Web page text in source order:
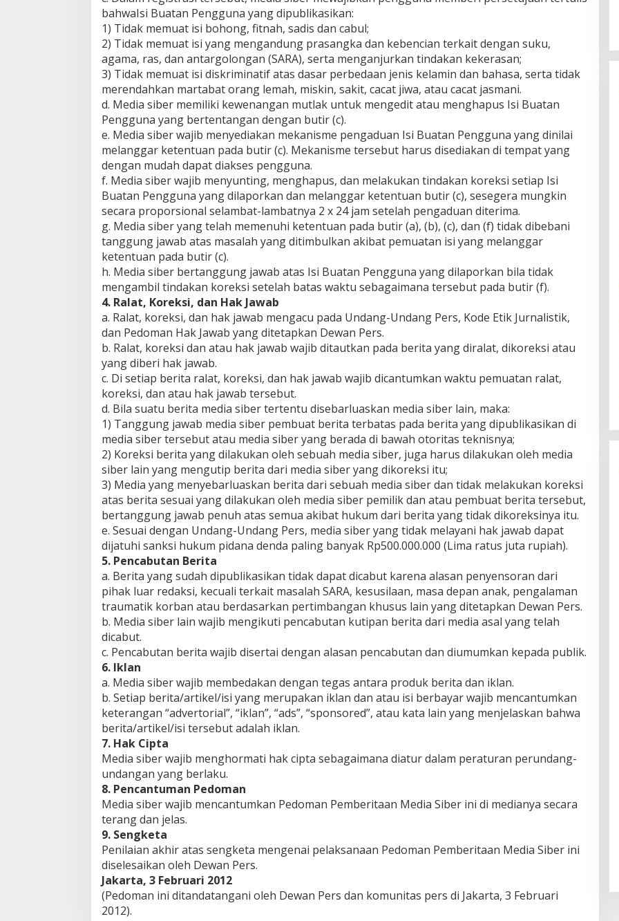
bahwaIsi Buatan Pengguna yang dipublikasikan:
1) Tidak memuat isi bohong, fitnah, sadis dan cabul;
2) Tidak memuat isi yang mengandung prasangka dan kebencian terkait dengan suku,
agama, ras, dan antargolongan (SARA), serta menganjurkan tindakan kekerasan;
3) Tidak memuat isi diskriminatif atas dasar perbedaan jenis kelamin dan bahasa, serta tidak
merendahkan martabat orang lemah, miskin, sakit, cacat jiwa, atau cacat jasmani.
d. Media siber memiliki kewenangan mutlak untuk mengedit atau menghapus Isi Buatan
Pengguna yang bertentangan dengan butir (c).
e. Media siber wajib menyediakan mekanisme pengaduan Isi Buatan Pengguna yang dinilai
melanggar ketentuan pada butir (c). Mekanisme tersebut harus disediakan di tempat yang
dengan mudah dapat diakses pengguna.
f. Media siber wajib menyunting, menghapus, dan melakukan tindakan koreksi setiap Isi
Buatan Pengguna yang dilaporkan dan melanggar ketentuan butir (c), sesegera mungkin
secara proporsional selambat-lambatnya 2 x 24 jam setelah pengaduan diterima.
g. Media siber yang telah memenuhi ketentuan pada butir (a), (b), (c), dan (f) tidak dibebani
tanggung jawab atas masalah yang ditimbulkan akibat pemuatan isi yang melanggar
ketentuan pada butir (c).
h. Media siber bertanggung jawab atas Isi Buatan Pengguna yang dilaporkan bila tidak
mengambil tindakan koreksi setelah batas waktu sebagaimana tersebut pada butir (f).
4. Ralat, Koreksi, dan Hak Jawab
a. Ralat, koreksi, dan hak jawab mengacu pada Undang-Undang Pers, Kode Etik Jurnalistik,
dan Pedoman Hak Jawab yang ditetapkan Dewan Pers.
b. Ralat, koreksi dan atau hak jawab wajib ditautkan pada berita yang diralat, dikoreksi atau
yang diberi hak jawab.
c. Di setiap berita ralat, koreksi, dan hak jawab wajib dicantumkan waktu pemuatan ralat,
koreksi, dan atau hak jawab tersebut.
d. Bila suatu berita media siber tertentu disebarluaskan media siber lain, maka:
1) Tanggung jawab media siber pembuat berita terbatas pada berita yang dipublikasikan di
media siber tersebut atau media siber yang berada di bawah otoritas teknisnya;
2) Koreksi berita yang dilakukan oleh sebuah media siber, juga harus dilakukan oleh media
siber lain yang mengutip berita dari media siber yang dikoreksi itu;
3) Media yang menyebarluaskan berita dari sebuah media siber dan tidak melakukan koreksi
atas berita sesuai yang dilakukan oleh media siber pemilik dan atau pembuat berita tersebut,
bertanggung jawab penuh atas semua akibat hukum dari berita yang tidak dikoreksinya itu.
e. Sesuai dengan Undang-Undang Pers, media siber yang tidak melayani hak jawab dapat
dijatuhi sanksi hukum pidana denda paling banyak Rp500.000.000 (Lima ratus juta rupiah).
5. Pencabutan Berita
a. Berita yang sudah dipublikasikan tidak dapat dicabut karena alasan penyensoran dari
pihak luar redaksi, kecuali terkait masalah SARA, kesusilaan, masa depan anak, pengalaman
traumatik korban atau berdasarkan pertimbangan khusus lain yang ditetapkan Dewan Pers.
b. Media siber lain wajib mengikuti pencabutan kutipan berita dari media asal yang telah
dicabut.
c. Pencabutan berita wajib disertai dengan alasan pencabutan dan diumumkan kepada publik.
6. Iklan
a. Media siber wajib membedakan dengan tegas antara produk berita dan iklan.
b. Setiap berita/artikel/isi yang merupakan iklan dan atau isi berbayar wajib mencantumkan
keterangan “advertorial”, “iklan”, “ads”, “sponsored”, atau kata lain yang menjelaskan bahwa
berita/artikel/isi tersebut adalah iklan.
7. Hak Cipta
Media siber wajib menghormati hak cipta sebagaimana diatur dalam peraturan perundang-
undangan yang berlaku.
8. Pencantuman Pedoman
Media siber wajib mencantumkan Pedoman Pemberitaan Media Siber ini di medianya secara
terang dan jelas.
9. Sengketa
Penilaian akhir atas sengketa mengenai pelaksanaan Pedoman Pemberitaan Media Siber ini
diselesaikan oleh Dewan Pers.
Jakarta, 3 Februari 2012
(Pedoman ini ditandatangani oleh Dewan Pers dan komunitas pers di Jakarta, 3 Februari
2012).